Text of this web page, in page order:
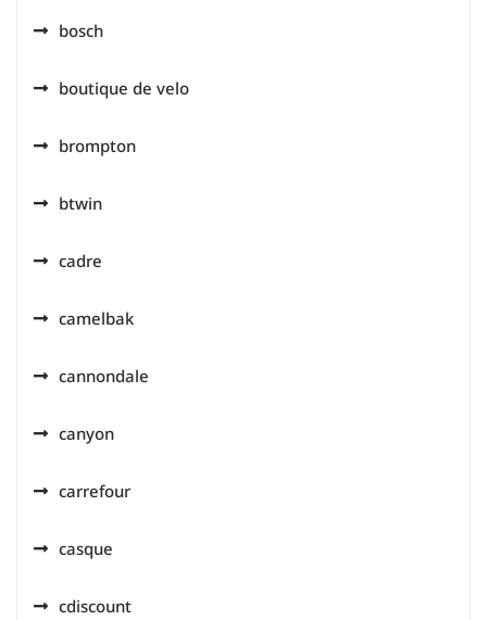
bosch
boutique de velo
brompton
btwin
cadre
camelbak
cannondale
canyon
carrefour
casque
cdiscount